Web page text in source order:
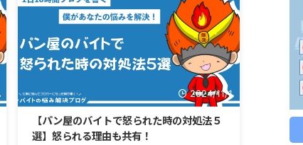
2024/11/1
【パン屋のバイトで怒られた時の対処法５
選】怒られる理由も共有！